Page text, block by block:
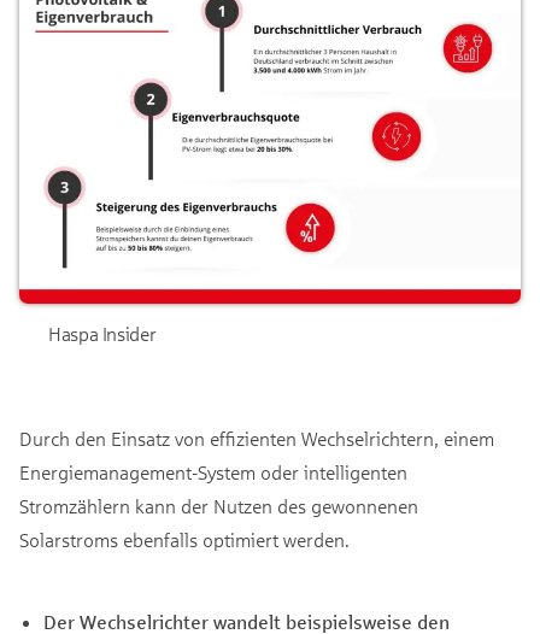
Haspa Insider
Durch den Einsatz von effizienten Wechselrichtern, einem
Energiemanagement-System oder intelligenten
Stromzählern kann der Nutzen des gewonnenen
Solarstroms ebenfalls optimiert werden.
Der Wechselrichter wandelt beispielsweise den